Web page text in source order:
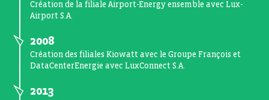
Création de la filiale Airport-Energy ensemble avec Lux-
Airport S.A.
2008
Création des filiales Kiowatt avec le Groupe François et
DataCenterEnergie avec LuxConnect S.A.
2013